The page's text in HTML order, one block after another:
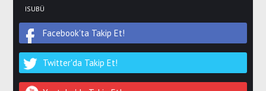
ISUBÜ
Facebook'ta Takip Et!
Twitter'da Takip Et!